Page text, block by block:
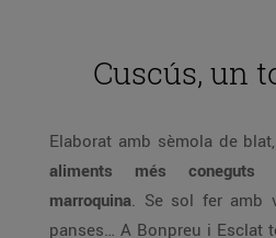
Cuscús, un
Elaborat amb sèmola de
aliments més coneguts
marroquina. Se sol fer amb
panses… A Bonpreu i Esclat